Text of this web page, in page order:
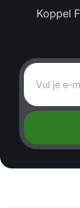
Koppel